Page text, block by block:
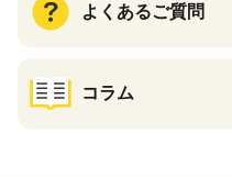
よくあるご質問
コラム